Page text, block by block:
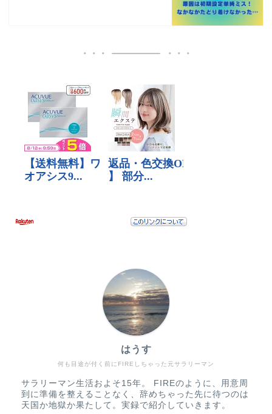
何も目途が付く前にFIREしちゃった元サラリーマン
はうす
サラリーマン生活およそ15年。 FIREのように、用意周
到に準備を整えることなく、辞めちゃった先に待つのは
天国か地獄か果たして。実録で紹介していきます。